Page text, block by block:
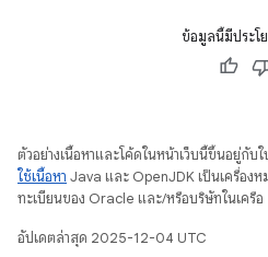
ข้อมูลนี้มีประโ
ตัวอย่างเนื้อหาและโค้ดในหน้าเว็บนี้ขึ้นอยู่กับ
ใช้เนื้อหา Java และ OpenJDK เป็นเครื่องห
ทะเบียนของ Oracle และ/หรือบริษัทในเครือ
อัปเดตล่าสุด 2025-12-04 UTC